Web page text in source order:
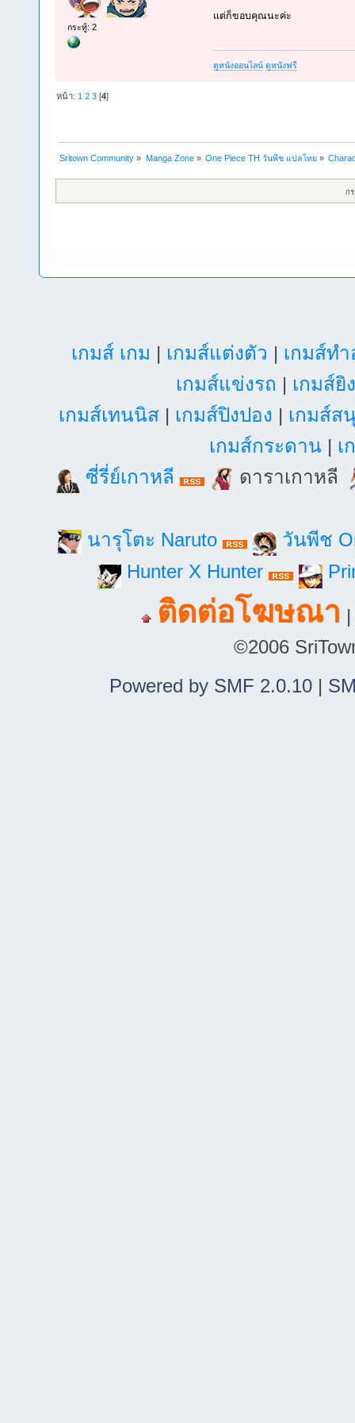
กระทู้: 2
แต่ก็ขอบคุณนะค่ะ
ดูหนังออนไลน์ ดูหนังฟรี
หน้า: 1 2 3 [4]
Sritown Community » Manga Zone» One Piece TH วันพีช แปลไทย»
ก
เกมส์ เกม | เกมส์แต่งตัว | เกมส์ท
เกมส์แข่งรถ | เกมส์ยิ
เกมส์เทนนิส| เกมส์ปิงปอง | เกมส์ส
เกมส์กระดาน | เ
ซี่รี่ย์เกาหลี
ดาราเกาหลี
นารุโตะ Naruto
วันพีช
Hunter X Hunter
ติดต่อโฆษณา
©2006
Powered by SMF 2.0.10|